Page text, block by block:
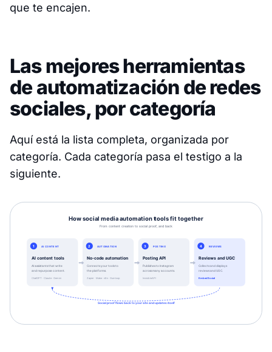
que te encajen.
Las mejores herramientas
de automatización de redes
sociales, por categoría
Aquí está la lista completa, organizada por
categoría. Cada categoría pasa el testigo a la
siguiente.